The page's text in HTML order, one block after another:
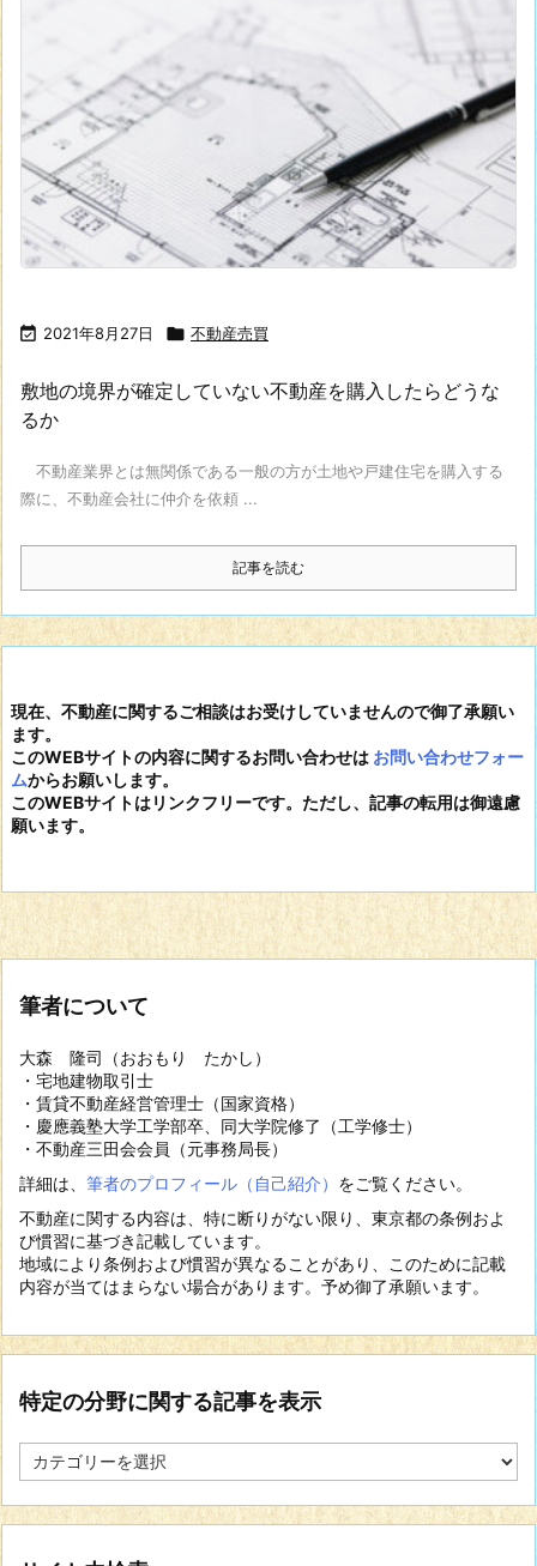
 2021年8月27日  不動産売買
敷地の境界が確定していない不動産を購入したらどうな
るか
不動産業界とは無関係である一般の方が土地や戸建住宅を購入する
際に、不動産会社に仲介を依頼 ...
記事を読む
現在、不動産に関するご相談はお受けしていませんので御了承願い
ます。
このWEBサイトの内容に関するお問い合わせは お問い合わせフォー
ムからお願いします。
このWEBサイトはリンクフリーです。ただし、記事の転用は御遠慮
願います。
筆者について
大森 隆司（おおもり たかし）
・宅地建物取引士
・賃貸不動産経営管理士（国家資格）
・慶應義塾大学工学部卒、同大学院修了（工学修士）
・不動産三田会会員（元事務局長）
詳細は、 筆者のプロフィール（自己紹介） をご覧ください。
不動産に関する内容は、特に断りがない限り、東京都の条例およ
び慣習に基づき記載しています。
地域により条例および慣習が異なることがあり、このために記載
内容が当てはまらない場合があります。予め御了承願います。
特定の分野に関する記事を表示
定
分